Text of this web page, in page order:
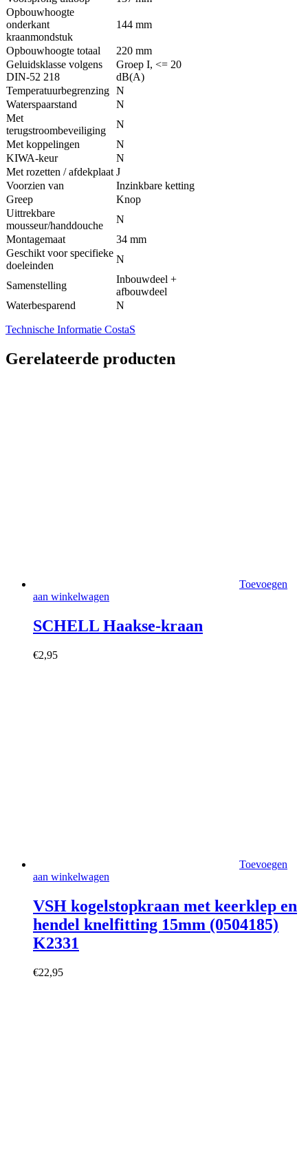
Opbouwhoogte
onderkant
kraanmondstuk
144 mm
Opbouwhoogte totaal
220 mm
Geluidsklasse volgens
DIN-52 218
Groep I, <= 20
dB(A)
Temperatuurbegrenzing N
Waterspaarstand
N
Met
terugstroombeveiliging
N
Met koppelingen
N
KIWA-keur
N
Met rozetten / afdekplaat J
Voorzien van
Inzinkbare ketting
Greep
Knop
Uittrekbare
mousseur/handdouche
N
Montagemaat
34 mm
Geschikt voor specifieke
doeleinden
N
Samenstelling
Inbouwdeel +
afbouwdeel
Waterbesparend
N
Technische Informatie CostaS
Gerelateerde producten
Toevoegen
aan winkelwagen
SCHELL Haakse-kraan
€2,95
Toevoegen
aan winkelwagen
VSH kogelstopkraan met keerklep en
hendel knelfitting 15mm (0504185)
K2331
€22,95